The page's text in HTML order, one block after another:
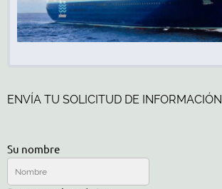
ENVÍA TU SOLICITUD DE INFORMACIÓN
Su nombre